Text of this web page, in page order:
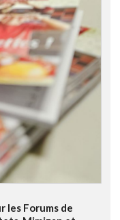
les Forums de